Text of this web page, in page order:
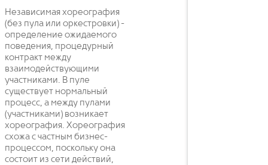
Независимая хореография
(без пула или оркестровки) -
определение ожидаемого
поведения, процедурный
контракт между
взаимодействующими
участниками. В пуле
существует нормальный
процесс, а между пулами
(участниками) возникает
хореография. Хореография
схожа с частным бизнес-
процессом, поскольку она
состоит из сети действий,